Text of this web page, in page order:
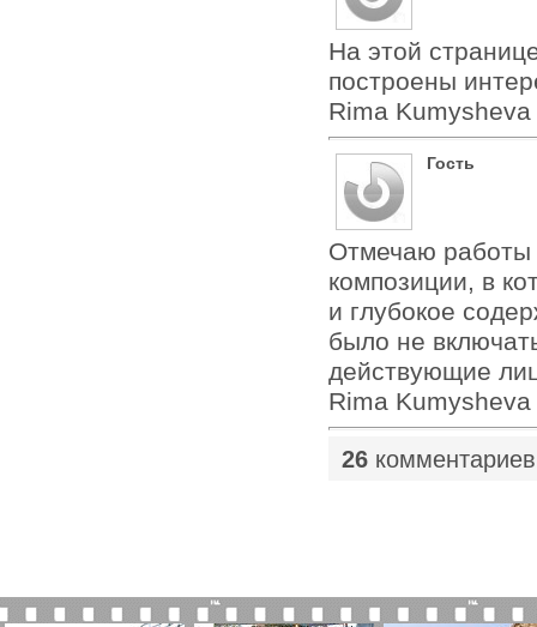
На этой
построены
Rima Kumysheva
Гость
Отмечаю работы
композиции, в
и глубокое
было не
действующие
Rima Kumysheva
26